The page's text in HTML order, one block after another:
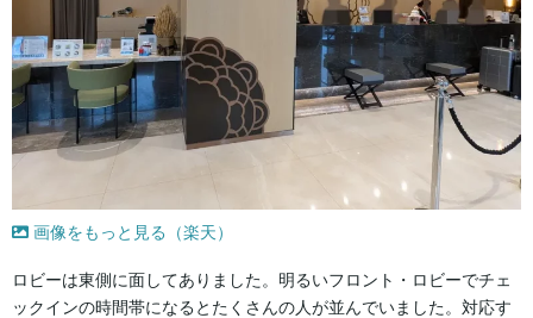
画像をもっと見る（楽天）
ロビーは東側に面してありました。明るいフロント・ロビーでチェ
ックインの時間帯になるとたくさんの人が並んでいました。対応す